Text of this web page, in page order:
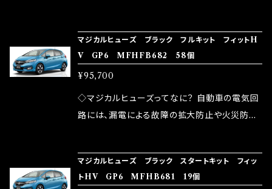
など、これらの効果は、タウンユースだけでなく、
モータースポーツシーンでの実証実験の上、 製
品化を果たしております。
ズが、マジカルヒューズになります。 ◇マジカル
ヒューズの効果 マジカルヒューズは放電防止効
果・接触抵抗低減効果により、このような効果を
発揮します。 ・アクセルレスポンスの向上 ・アイ
ドリング安定化（静粛性UP） ・ターボ車のターボ
など、これらの効果は、タウンユースだけでなく、
モータースポーツシーンでの実証実験の上、 製
路として、各回路への電力供給を行っています。
しかし、ヒューズには拭い去れない欠点があり
ます。 1.溶接回路であるため、配線と比較し抵抗
が大きい。 2.金属部分が露出している為、空気
中に漏電してしまう。 3.金属プレートが接触する
ズが、マジカルヒューズになります。 ◇マジカル
ヒューズの効果 マジカルヒューズは放電防止効
マジカルヒューズ ブラック フルキット フィットH
V GP6 MFHFB682 58個
¥95,700
◇マジカルヒューズってなに？ 自動車の電気回
路には、漏電による故障の拡大防止や火災防止
路として、各回路への電力供給を行っています。
しかし、ヒューズには拭い去れない欠点があり
マジカルヒューズ ブラック スタートキット フィッ
トHV GP6 MFHB681 19個